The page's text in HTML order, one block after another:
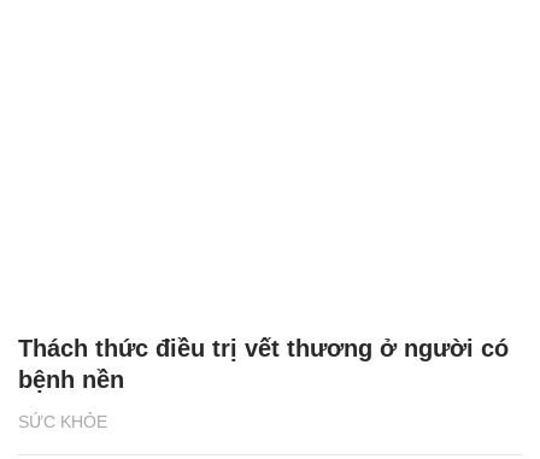
SỨC KHỎE
Thách thức điều trị vết thương ở người có
bệnh nền